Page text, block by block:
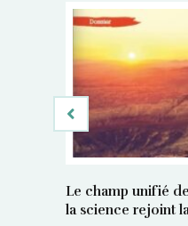
Le champ unifié
la science rejoint